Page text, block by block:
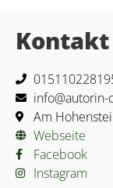
Kontakt
Am
Webseite
Facebook
Instagram